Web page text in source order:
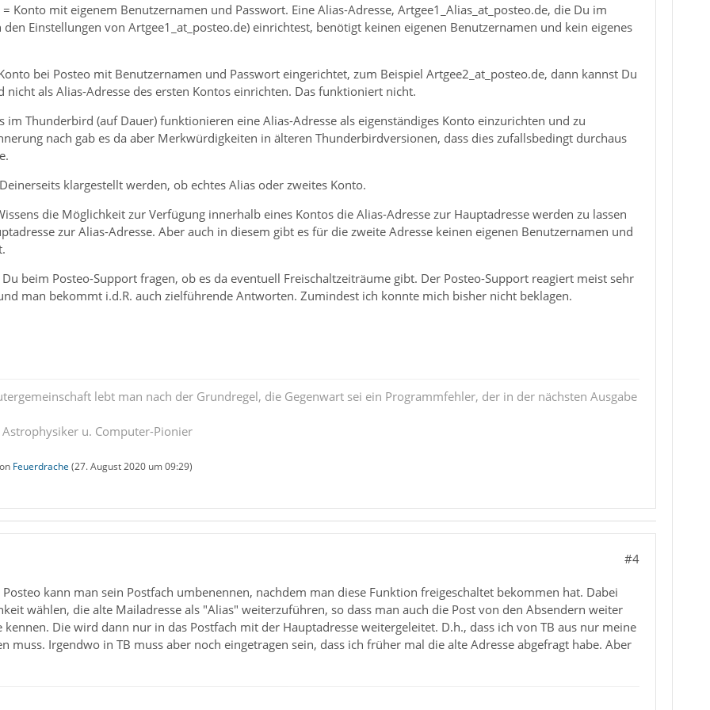
Konto mit eigenem Benutzernamen und Passwort. Eine Alias-Adresse, Artgee1_Alias_at_posteo.de, die Du im
Einstellungen von Artgee1_at_posteo.de) einrichtest, benötigt keinen eigenen Benutzernamen und kein eigenes
bei Posteo mit Benutzernamen und Passwort eingerichtet, zum Beispiel Artgee2_at_posteo.de, dann kannst Du
nicht als Alias-Adresse des ersten Kontos einrichten. Das funktioniert nicht.
im Thunderbird (auf Dauer) funktionieren eine Alias-Adresse als eigenständiges Konto einzurichten und zu
nach gab es da aber Merkwürdigkeiten in älteren Thunderbirdversionen, dass dies zufallsbedingt durchaus
klargestellt werden, ob echtes Alias oder zweites Konto.
die Möglichkeit zur Verfügung innerhalb eines Kontos die Alias-Adresse zur Hauptadresse werden zu lassen
zur Alias-Adresse. Aber auch in diesem gibt es für die zweite Adresse keinen eigenen Benutzernamen und
beim Posteo-Support fragen, ob es da eventuell Freischaltzeiträume gibt. Der Posteo-Support reagiert meist sehr
man bekommt i.d.R. auch zielführende Antworten. Zumindest ich konnte mich bisher nicht beklagen.
lebt man nach der Grundregel, die Gegenwart sei ein Programmfehler, der in der nächsten Ausgabe
u. Computer-Pionier
Feuerdrache (27. August 2020 um 09:29)
#4
Posteo kann man sein Postfach umbenennen, nachdem man diese Funktion freigeschaltet bekommen hat. Dabei
wählen, die alte Mailadresse als "Alias" weiterzuführen, so dass man auch die Post von den Absendern weiter
Die wird dann nur in das Postfach mit der Hauptadresse weitergeleitet. D.h., dass ich von TB aus nur meine
muss. Irgendwo in TB muss aber noch eingetragen sein, dass ich früher mal die alte Adresse abgefragt habe. Aber